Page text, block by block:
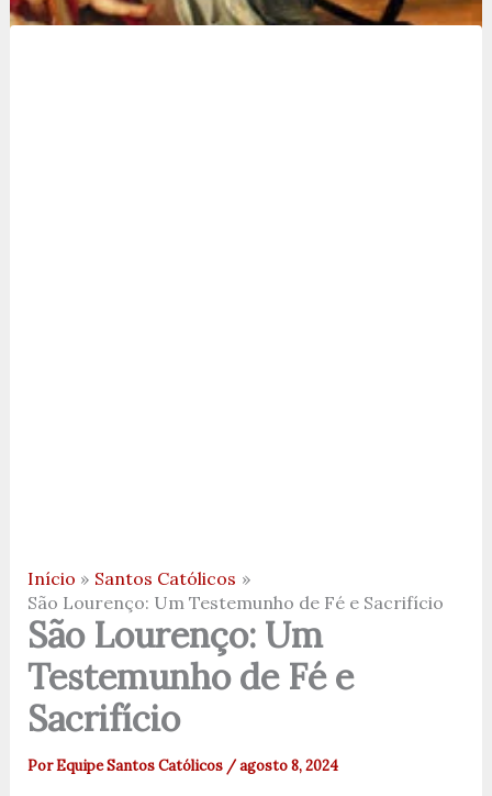
Início
Santos Católicos
São Lourenço: Um Testemunho de Fé e Sacrifício
São Lourenço: Um
Testemunho de Fé e
Sacrifício
PorEquipe Santos Católicos /agosto 8, 2024